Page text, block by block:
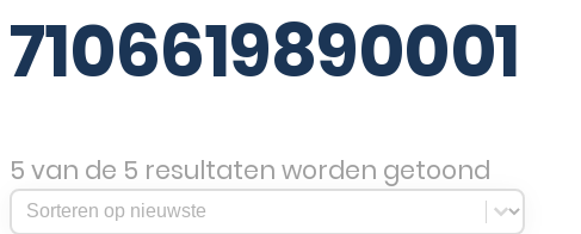
7106619890001
5 van de 5 resultaten worden getoond
Sort Products
Sort content